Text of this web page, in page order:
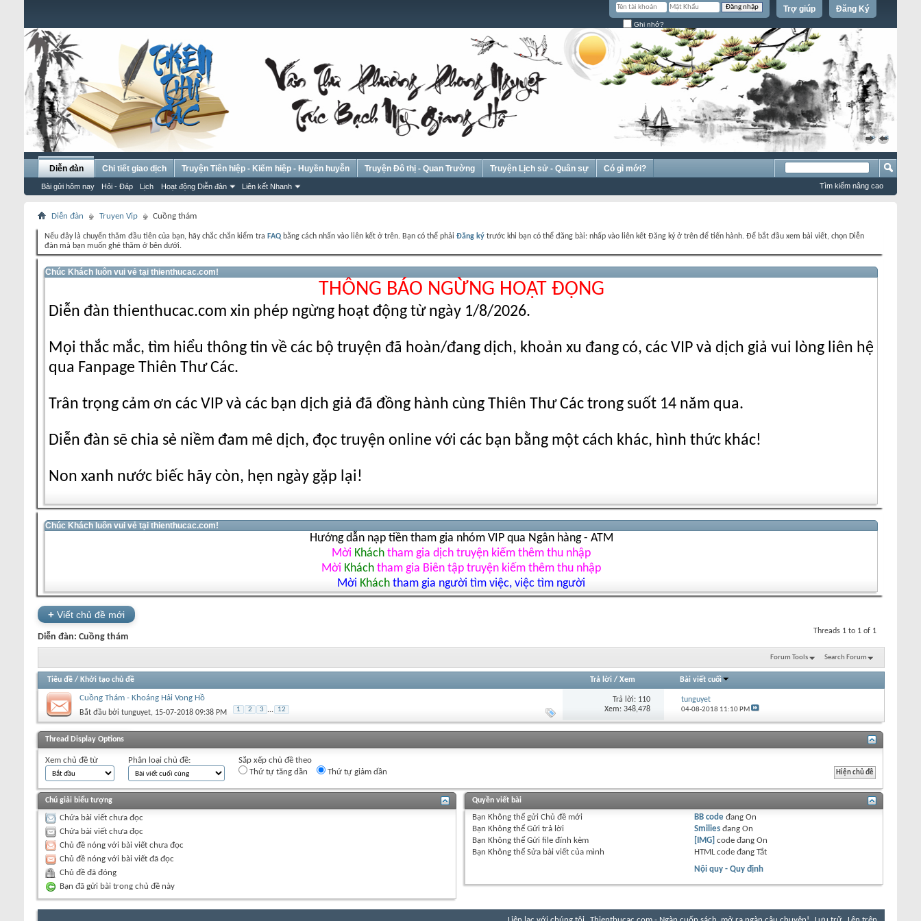
Đăng Ký
Trợ giúp
Ghi nhớ?
«
»
Diễn đàn
Bài gửi hôm nay Hỏi - Đáp Lịch Hoạt động Diễn đàn Liên kết Nhanh
Chi tiết giao dịch Truyện Tiên hiệp - Kiếm hiệp - Huyền huyễn Truyện Đô thị - Quan Trường Truyện Lịch sử - Quân sự Có gì mới?
Tìm kiếm nâng cao
Diễn đàn Truyen Vip Cuồng thám
Nếu đây là chuyến thăm đầu tiên của bạn, hãy chắc chắn kiểm tra FAQ bằng cách nhấn vào liên kết ở trên. Bạn có thể phải Đăng ký trước khi bạn có thể đăng bài: nhấp vào liên kết Đăng ký ở trên để tiến hành. Để bắt đầu xem bài viết, chọn Diễn
đàn mà bạn muốn ghé thăm ở bên dưới.
Chúc Khách luôn vui vẻ tại thienthucac.com!
THÔNG BÁO NGỪNG HOẠT ĐỘNG
Diễn đàn thienthucac.com xin phép ngừng hoạt động từ ngày 1/8/2026.
Mọi thắc mắc, tìm hiểu thông tin về các bộ truyện đã hoàn/đang dịch, khoản xu đang có, các VIP và dịch giả vui lòng liên hệ
qua Fanpage Thiên Thư Các.
Trân trọng cảm ơn các VIP và các bạn dịch giả đã đồng hành cùng Thiên Thư Các trong suốt 14 năm qua.
Diễn đàn sẽ chia sẻ niềm đam mê dịch, đọc truyện online với các bạn bằng một cách khác, hình thức khác!
Non xanh nước biếc hãy còn, hẹn ngày gặp lại!
Chúc Khách luôn vui vẻ tại thienthucac.com!
Hướng dẫn nạp tiền tham gia nhóm VIP qua Ngân hàng - ATM
Mời Khách tham gia dịch truyện kiếm thêm thu nhập
Mời Khách tham gia Biên tập truyện kiếm thêm thu nhập
Mời Khách tham gia người tìm việc, việc tìm người
+ Viết chủ đề mới
Threads 1 to 1 of 1
Diễn đàn: Cuồng thám
Forum Tools Search Forum
Tiêu đề / Khởi tạo chủ đề Trả lời /Xem Bài viết cuối
Cuồng Thám - Khoáng Hải Vong Hồ
Bắt đầu bởi tunguyet‎, 15-07-2018 09:38 PM 1 2 3 ... 12
Trả lời: 110
Xem: 348,478
tunguyet
04-08-2018 11:10 PM
+Viết chủ đề mới
Thread Display Options
Xem chủ đề từ Phân loại chủ đề:
Sắp xếp chủ đề theo
Thứ tự tăng dần
Thứ tự giảm dần
Chú giải biểu tượng
Chứa bài viết chưa đọc
Chứa bài viết chưa đọc
Chủ đề nóng với bài viết chưa đọc
Chủ đề nóng với bài viết đã đọc
Chủ đề đã đóng
Bạn đã gửi bài trong chủ đề này
Quyền viết bài
BạnKhông thể gửi Chủ đề mới
BạnKhông thể Gửi trả lời
BạnKhông thể Gửi file đính kèm
BạnKhông thể Sửa bài viết của mình
BB code đang On
Smilies đang On
[IMG] code đang On
HTML code đang Tắt
Nội quy - Quy định